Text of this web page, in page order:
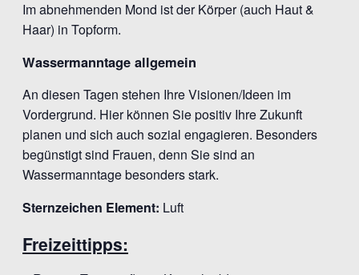
Im abnehmenden Mond ist der Körper (auch Haut &
Haar) in Topform.
Wassermanntage allgemein
An diesen Tagen stehen Ihre Visionen/Ideen im
Vordergrund. Hier können Sie positiv Ihre Zukunft
planen und sich auch sozial engagieren. Besonders
begünstigt sind Frauen, denn Sie sind an
Wassermanntage besonders stark.
Sternzeichen Element: Luft
Freizeittipps: